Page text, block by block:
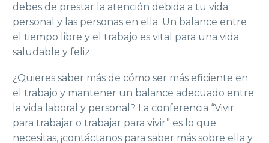
debes de prestar la atención debida a tu vida
personal y las personas en ella. Un balance entre
el tiempo libre y el trabajo es vital para una vida
saludable y feliz.
¿Quieres saber más de cómo ser más eficiente en
el trabajo y mantener un balance adecuado entre
la vida laboral y personal? La conferencia “Vivir
para trabajar o trabajar para vivir” es lo que
necesitas, ¡contáctanos para saber más sobre ella y